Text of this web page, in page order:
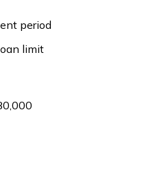
period
limit